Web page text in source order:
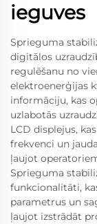
ieguves
Sprieguma
digitālos
regulēšanu no
elektroenerģijas
informāciju, kas
uzlabotās
LCD displejus,
frekvenci un
ļaujot
Sprieguma
funkcionalitāti,
parametrus un
ļaujot izstrādāt